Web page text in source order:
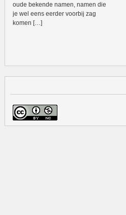
oude bekende namen, namen die
je wel eens eerder voorbij zag
komen […]